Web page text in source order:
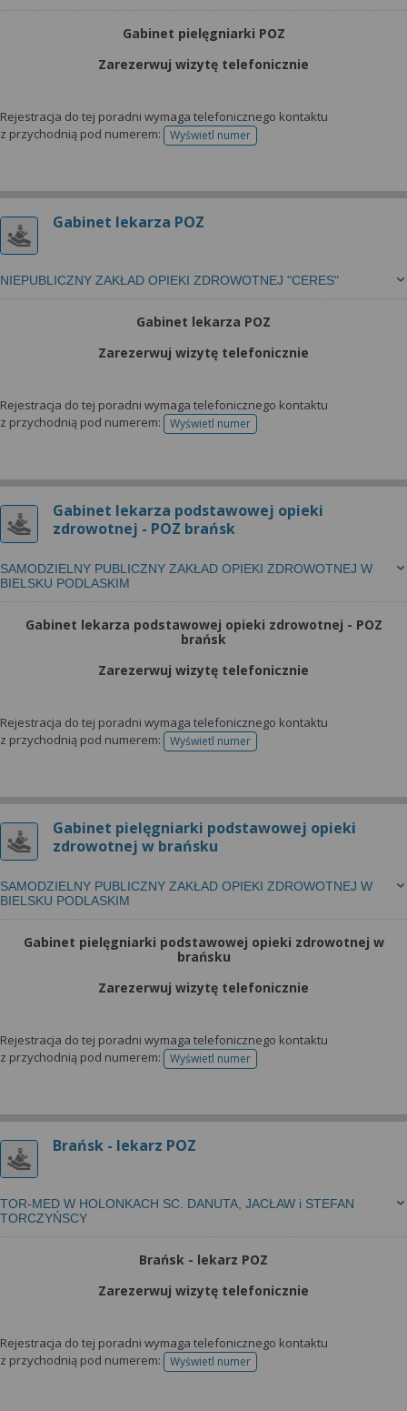
Gabinet pielęgniarki POZ
Zarezerwuj wizytę telefonicznie
Rejestracja do tej poradni wymaga telefonicznego kontaktu
z przychodnią pod numerem:
Wyświetl numertelefonu do rejestracji
Gabinet lekarza POZ
NIEPUBLICZNY ZAKŁAD OPIEKI ZDROWOTNEJ "CERES"
Gabinet lekarza POZ
Zarezerwuj wizytę telefonicznie
Rejestracja do tej poradni wymaga telefonicznego kontaktu
z przychodnią pod numerem:
Wyświetl numertelefonu do rejestracji
Gabinet lekarza podstawowej opieki
zdrowotnej - POZ brańsk
SAMODZIELNY PUBLICZNY ZAKŁAD OPIEKI ZDROWOTNEJ W
BIELSKU PODLASKIM
Gabinet lekarza podstawowej opieki zdrowotnej - POZ
brańsk
Zarezerwuj wizytę telefonicznie
Rejestracja do tej poradni wymaga telefonicznego kontaktu
z przychodnią pod numerem:
Wyświetl numertelefonu do rejestracji
Gabinet pielęgniarki podstawowej opieki
zdrowotnej w brańsku
SAMODZIELNY PUBLICZNY ZAKŁAD OPIEKI ZDROWOTNEJ W
BIELSKU PODLASKIM
Gabinet pielęgniarki podstawowej opieki zdrowotnej w
brańsku
Zarezerwuj wizytę telefonicznie
Rejestracja do tej poradni wymaga telefonicznego kontaktu
z przychodnią pod numerem:
Wyświetl numertelefonu do rejestracji
Brańsk - lekarz POZ
TOR-MED W HOLONKACH SC. DANUTA, JACŁAW i STEFAN
TORCZYŃSCY
Brańsk - lekarz POZ
Zarezerwuj wizytę telefonicznie
Rejestracja do tej poradni wymaga telefonicznego kontaktu
z przychodnią pod numerem:
Wyświetl numertelefonu do rejestracji